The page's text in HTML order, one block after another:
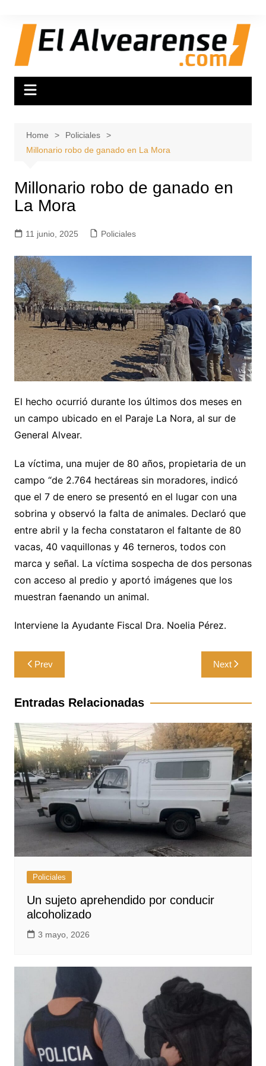
content
Home
Policiales
Millonario robo de ganado en La Mora
Millonario robo de ganado en
La Mora
11 junio, 2025 Policiales
El hecho ocurrió durante los últimos dos meses en
un campo ubicado en el Paraje La Nora, al sur de
General Alvear.
La víctima, una mujer de 80 años, propietaria de un
campo “de 2.764 hectáreas sin moradores, indicó
que el 7 de enero se presentó en el lugar con una
sobrina y observó la falta de animales. Declaró que
entre abril y la fecha constataron el faltante de 80
vacas, 40 vaquillonas y 46 terneros, todos con
marca y señal. La víctima sospecha de dos personas
con acceso al predio y aportó imágenes que los
muestran faenando un animal.
Interviene la Ayudante Fiscal Dra. Noelia Pérez.
Navegación
de
entradas
Prev Next
Entradas Relacionadas
Policiales
Un sujeto aprehendido por conducir
alcoholizado
3 mayo, 2026